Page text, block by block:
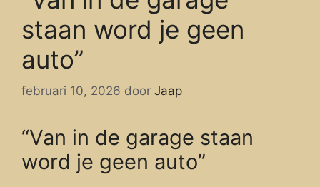
staan word je geen
auto”
februari 10, 2026 door Jaap
“Van in de garage staan
word je geen auto”